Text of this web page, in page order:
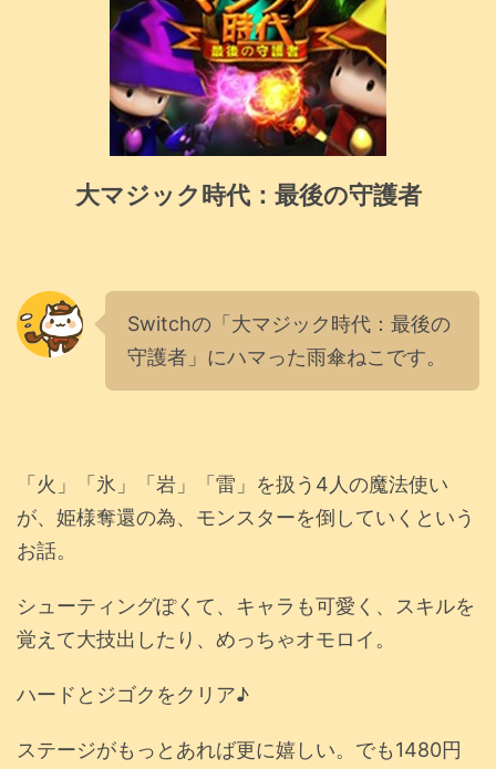
大マジック時代：最後の守護者
Switchの「大マジック時代：最後の
守護者」にハマった雨傘ねこです。
「火」「氷」「岩」「雷」を扱う4人の魔法使い
が、姫様奪還の為、モンスターを倒していくという
お話。
シューティングぽくて、キャラも可愛く、スキルを
覚えて大技出したり、めっちゃオモロイ。
ハードとジゴクをクリア♪
ステージがもっとあれば更に嬉しい。でも1480円